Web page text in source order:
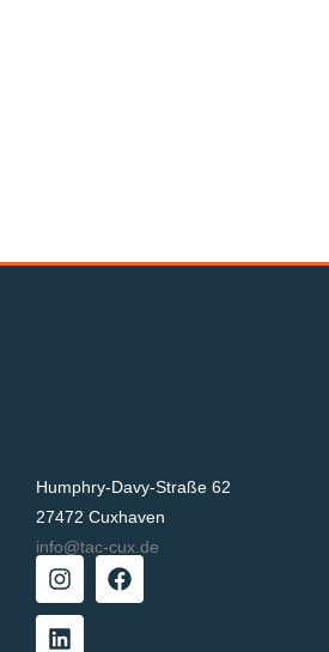
Humphry-Davy-Straße 62
27472 Cuxhaven
info@tac-cux.de